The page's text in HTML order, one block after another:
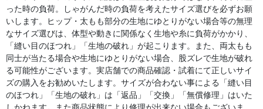
った時の負荷。しゃがんだ時の負荷を考えたサイズ選びを必ずお願
いします。ヒップ・太もも部分の生地にゆとりがない場合等の無理
なサイズ選びは、体型や動きに関係なく生地や糸に負荷がかかり、
「縫い目のほつれ」「生地の破れ」が起こります。また、両太もも
同士が当たる場合や生地にゆとりがない場合、股ズレで生地が破れ
る可能性がございます。実店舗での商品確認・試着にて正しいサイ
ズの購入をお勧めいたします。サイズが合わない事による「縫い目
のほつれ」「生地の破れ」は「返品」「交換」「無償修理」はいた